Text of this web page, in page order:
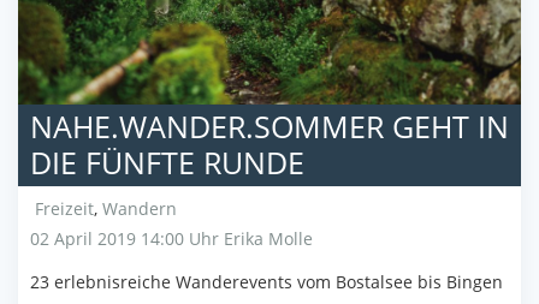
NAHE.WANDER.SOMMER GEHT IN
DIE FÜNFTE RUNDE
Freizeit, Wandern
02 April 2019 14:00 Uhr Erika Molle
23 erlebnisreiche Wanderevents vom Bostalsee bis Bingen